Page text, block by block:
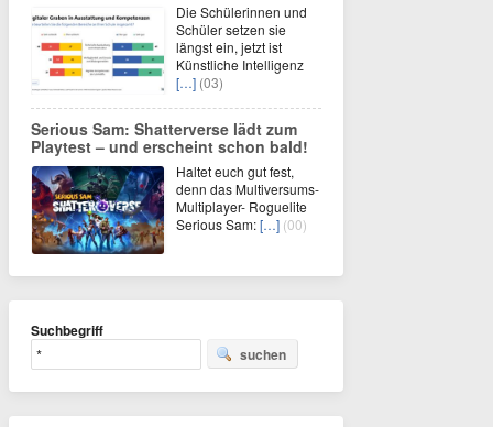
Die Schülerinnen und
Schüler setzen sie
längst ein, jetzt ist
Künstliche Intelligenz
[…] (03)
Serious Sam: Shatterverse lädt zum
Playtest – und erscheint schon bald!
Haltet euch gut fest,
denn das Multiversums-
Multiplayer- Roguelite
Serious Sam:[…] (00)
Suchbegriff
suchen